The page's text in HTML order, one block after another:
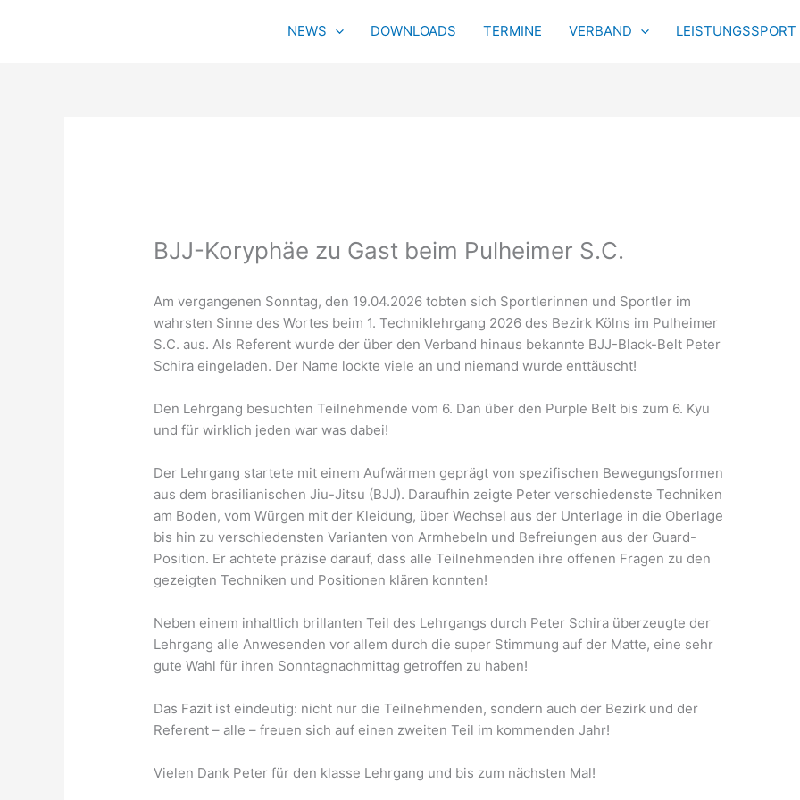
NEWS DOWNLOADS TERMINE VERBAND LEISTUNGSSPORT
BJJ-Koryphäe zu Gast beim Pulheimer S.C.
Am vergangenen Sonntag, den 19.04.2026 tobten sich Sportlerinnen und Sportler im
wahrsten Sinne des Wortes beim 1. Techniklehrgang 2026 des Bezirk Kölns im Pulheimer
S.C. aus. Als Referent wurde der über den Verband hinaus bekannte BJJ-Black-Belt Peter
Schira eingeladen. Der Name lockte viele an und niemand wurde enttäuscht!
Den Lehrgang besuchten Teilnehmende vom 6. Dan über den Purple Belt bis zum 6. Kyu
und für wirklich jeden war was dabei!
Der Lehrgang startete mit einem Aufwärmen geprägt von spezifischen Bewegungsformen
aus dem brasilianischen Jiu-Jitsu (BJJ). Daraufhin zeigte Peter verschiedenste Techniken
am Boden, vom Würgen mit der Kleidung, über Wechsel aus der Unterlage in die Oberlage
bis hin zu verschiedensten Varianten von Armhebeln und Befreiungen aus der Guard-
Position. Er achtete präzise darauf, dass alle Teilnehmenden ihre offenen Fragen zu den
gezeigten Techniken und Positionen klären konnten!
Neben einem inhaltlich brillanten Teil des Lehrgangs durch Peter Schira überzeugte der
Lehrgang alle Anwesenden vor allem durch die super Stimmung auf der Matte, eine sehr
gute Wahl für ihren Sonntagnachmittag getroffen zu haben!
Das Fazit ist eindeutig: nicht nur die Teilnehmenden, sondern auch der Bezirk und der
Referent – alle – freuen sich auf einen zweiten Teil im kommenden Jahr!
Vielen Dank Peter für den klasse Lehrgang und bis zum nächsten Mal!